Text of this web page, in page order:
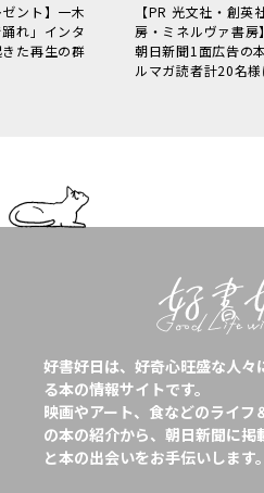
ント】一木
れ」インタ
た再生の群
【PR 光文社・創英
房・ミネルヴァ書房
朝日新聞1面広告の
ルマガ読者計20名様
好書好日は、好奇心旺盛な人々
る本の情報サイトです。
映画やアート、食などのライフ
の本の紹介から、朝日新聞に掲
と本の出会いをお手伝いします。